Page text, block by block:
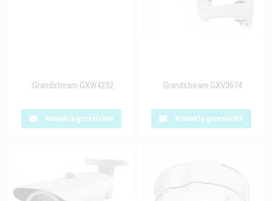
Grandstream GXW4232
Kontakta grossisten
Grandstream GXV3674
Kontakta grossisten